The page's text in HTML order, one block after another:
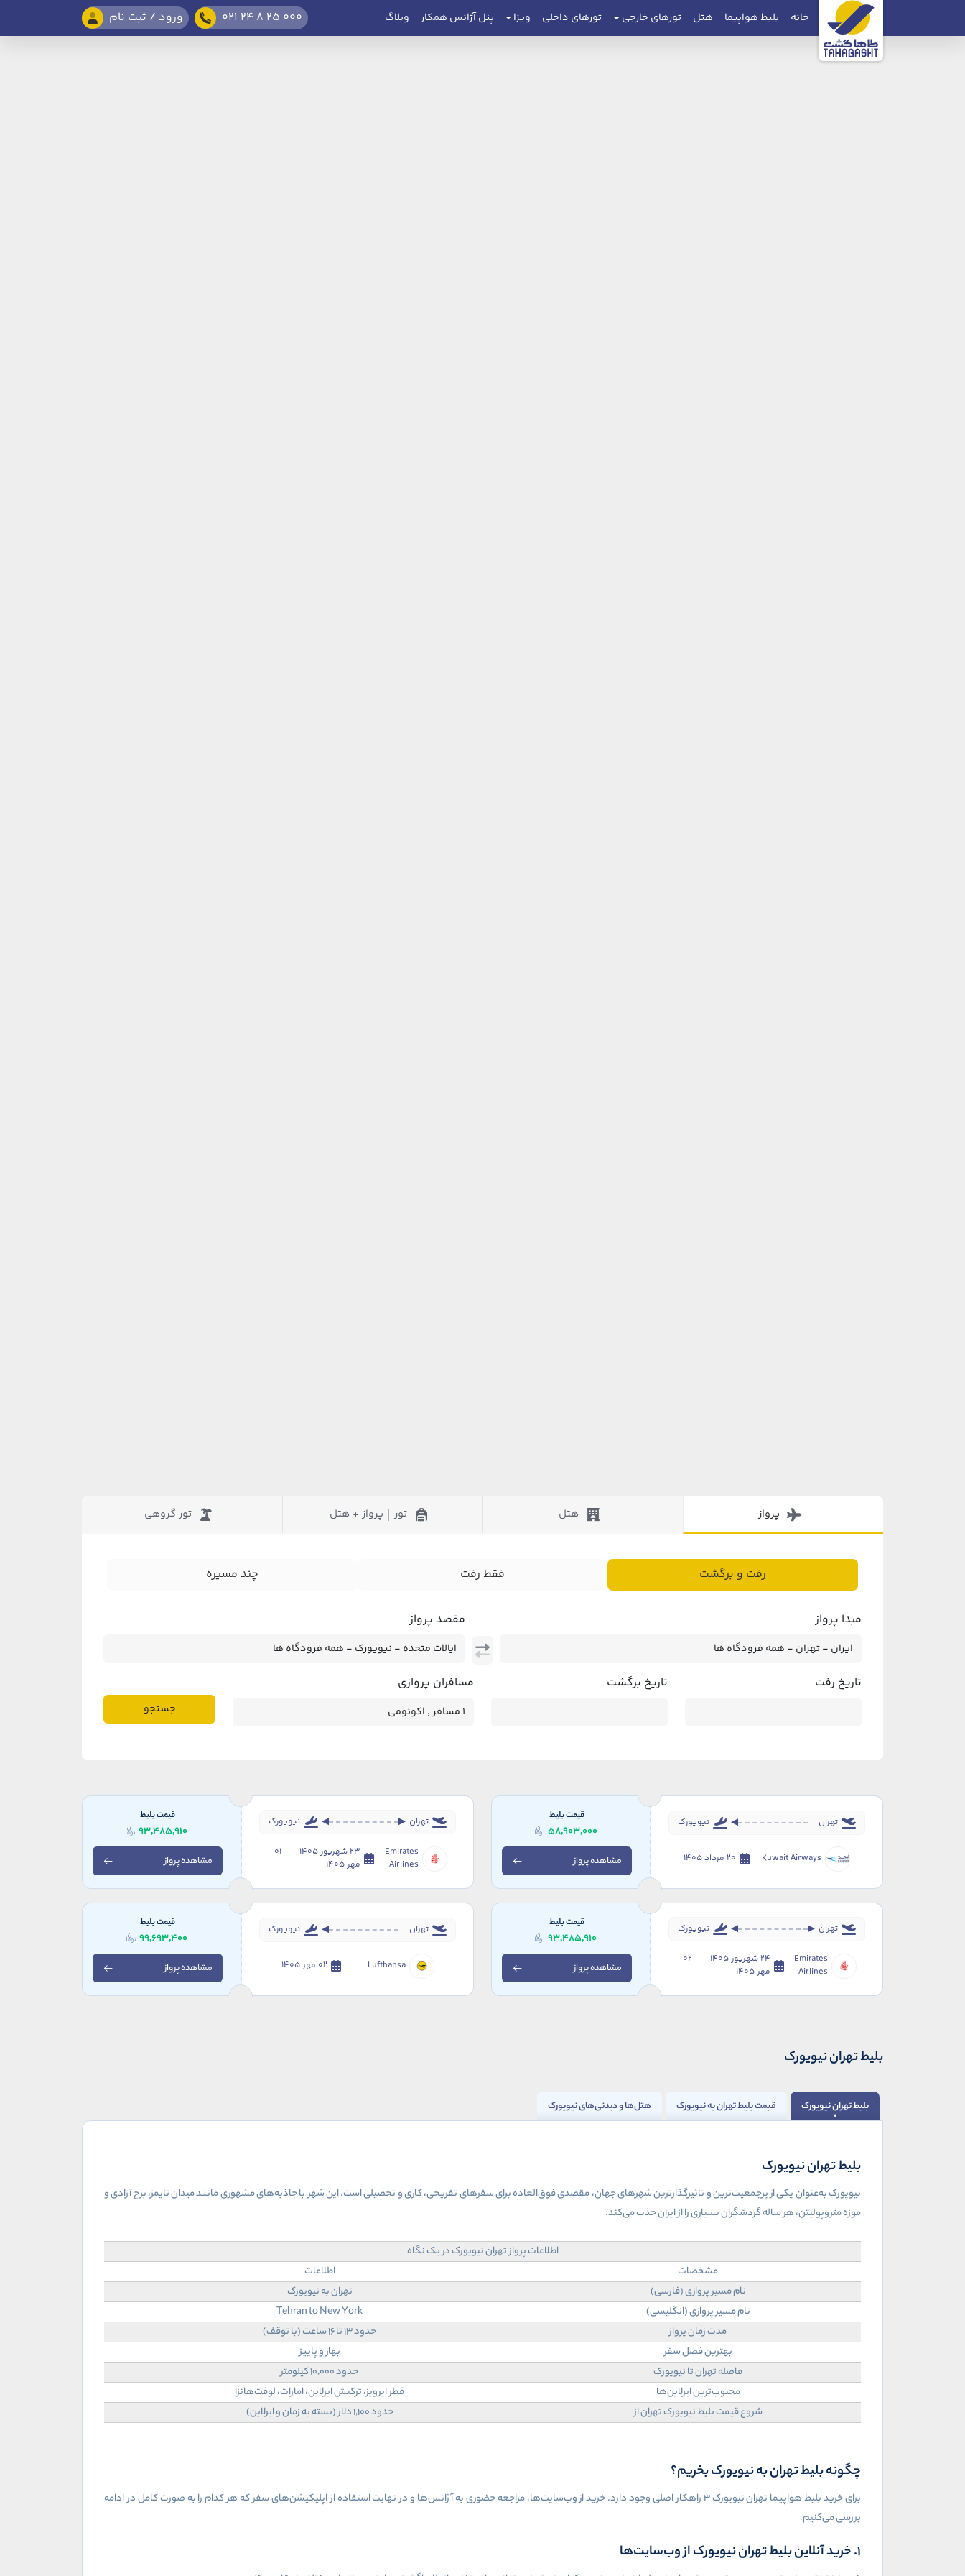
خانه بلیط هواپیما هتل تورهای خارجی تورهای داخلی ویزا پنل آژانس همکار وبلاگ 021 24 8 25 000 ورود / ثبت نام
پرواز هتل تور پرواز + هتل تور گروهی
رفت و برگشت فقط رفت چند مسیره
مبدا پرواز مقصد پرواز
تاریخ رفت تاریخ برگشت مسافران پروازی
جستجو
تهران نیویورک
Kuwait Airways 20 مرداد 1405
قیمت بلیط
58,903,000
مشاهده پرواز
تهران نیویورک
Emirates
Airlines
23 شهریور 1405 - 01
مهر 1405
قیمت بلیط
93,485,910
مشاهده پرواز
تهران نیویورک
Emirates
Airlines
24 شهریور 1405 - 02
مهر 1405
قیمت بلیط
93,485,910
مشاهده پرواز
تهران نیویورک
Lufthansa 02 مهر 1405
قیمت بلیط
99,693,400
مشاهده پرواز
بلیط تهران نیویورک
بلیط تهران نیویورک قیمت بلیط تهران به نیویورک هتل‌ها و دیدنی‌های نیویورک
بلیط تهران نیویورک
نیویورک به‌عنوان یکی از پرجمعیت‌ترین و تاثیرگذارترین شهرهای جهان، مقصدی فوق‌العاده برای سفرهای تفریحی، کاری و تحصیلی است. این شهر با جاذبه‌های مشهوری مانند میدان تایمز، برج آزادی و
موزه متروپولیتن، هر ساله گردشگران بسیاری را از ایران جذب می‌کند.
اطلاعات پرواز تهران نیویورک در یک نگاه
مشخصات
اطلاعات
نام مسیر پروازی (فارسی)
تهران به نیویورک
نام مسیر پروازی (انگلیسی)
Tehran to New York
مدت زمان پرواز
حدود 13 تا 16 ساعت (با توقف)
بهترین فصل سفر
بهار و پاییز
فاصله تهران تا نیویورک
حدود 10,000 کیلومتر
محبوب‌ترین ایرلاین‌ها
قطر ایرویز، ترکیش ایرلاین، امارات، لوفت‌هانزا
شروع قیمت بلیط نیویورک تهران از
حدود 1,100 دلار (بسته به زمان و ایرلاین)
چگونه بلیط تهران به نیویورک بخریم؟
برای خرید بلیط هواپیما تهران نیویورک ۳ راهکار اصلی وجود دارد. خرید از وب‌سایت‌ها، مراجعه حضوری به آژانس‌ها و در نهایت استفاده از اپلیکیشن‌های سفر که هر کدام را به صورت کامل در ادامه
بررسی می‌کنیم.
1. خرید آنلاین بلیط تهران نیویورک از وب‌سایت‌ها